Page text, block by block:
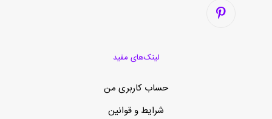
لینک‌های مفید
حساب کاربری من
شرایط و قوانین